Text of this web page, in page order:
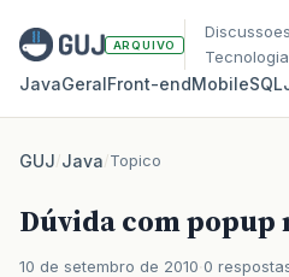
ARQUIVO
Tecnologia
JavaGeralFront‑endMobileSQL
GUJ/Java/Topico
Dúvida com popup
10 de setembro de 2010 0